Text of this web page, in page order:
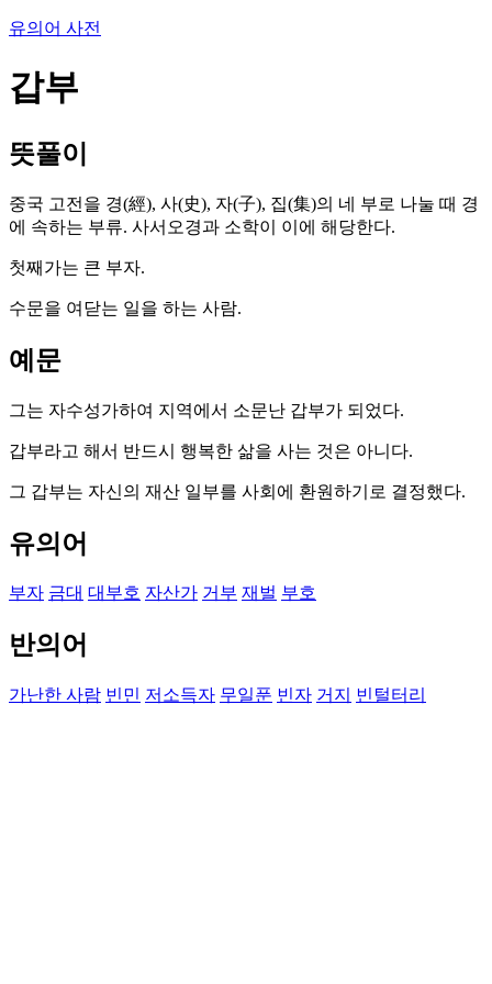
유의어 사전
갑부
뜻풀이
중국 고전을 경(經), 사(史), 자(子), 집(集)의 네 부로 나눌 때 경
에 속하는 부류. 사서오경과 소학이 이에 해당한다.
첫째가는 큰 부자.
수문을 여닫는 일을 하는 사람.
예문
그는 자수성가하여 지역에서 소문난 갑부가 되었다.
갑부라고 해서 반드시 행복한 삶을 사는 것은 아니다.
그 갑부는 자신의 재산 일부를 사회에 환원하기로 결정했다.
유의어
부자 금대 대부호 자산가 거부 재벌 부호
반의어
가난한 사람 빈민 저소득자 무일푼 빈자 거지 빈털터리